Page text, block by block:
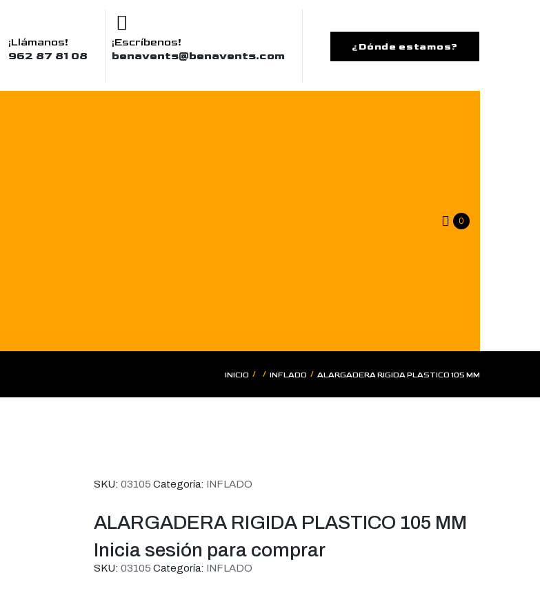
¡Llámanos!
962 87 81 08
¡Escríbenos!
benavents@benavents.com
¿Dónde estamos?
0
INICIO / / INFLADO / ALARGADERA RIGIDA PLASTICO 105 MM
SKU: 03105 Categoría: INFLADO
ALARGADERA RIGIDA PLASTICO 105 MM
Inicia sesión para comprar
SKU: 03105 Categoría: INFLADO